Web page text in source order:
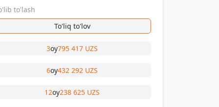
to'lash
To'liq to'lov
3oy795 417 UZS
6oy432 292 UZS
12oy238 625 UZS